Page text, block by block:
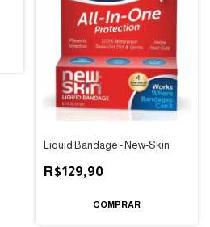
Liquid Bandage - New-Skin
R$129,90